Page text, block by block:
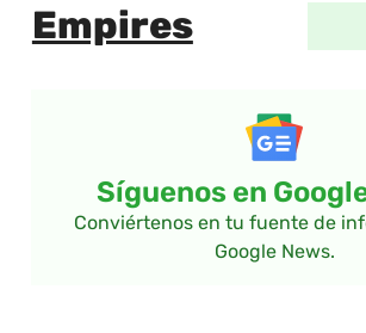
Empires
Síguenos en
Conviértenos en tu fuente de
Google News.